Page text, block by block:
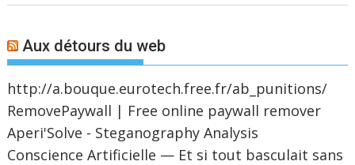
Aux détours du web
http://a.bouque.eurotech.free.fr/ab_punitions/
RemovePaywall | Free online paywall remover
Aperi'Solve - Steganography Analysis
Conscience Artificielle — Et si tout basculait sans